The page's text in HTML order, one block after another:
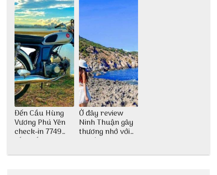
Đến Cầu Hùng
Vương Phú Yên
check-in 7749
tấm sống ảo
Ở đây review
Ninh Thuận gây
thương nhớ với
nét đẹp thiên